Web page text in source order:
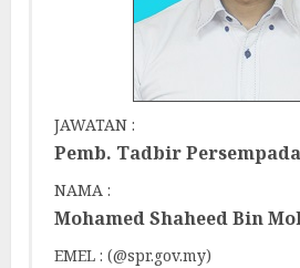
JAWATAN :
Pemb. Tadbir
NAMA :
Mohamed Shaheed Bin
EMEL : (@spr.gov.my)